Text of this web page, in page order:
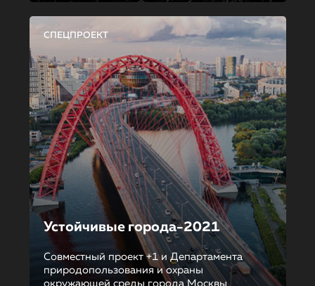
СПЕЦПРОЕКТ
Устойчивые города-2021
Совместный проект +1 и Департамента
природопользования и охраны
окружающей среды города Москвы